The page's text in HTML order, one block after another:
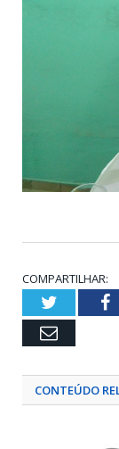
COMPARTILHAR:
Twitter
Email
CONTEÚDO